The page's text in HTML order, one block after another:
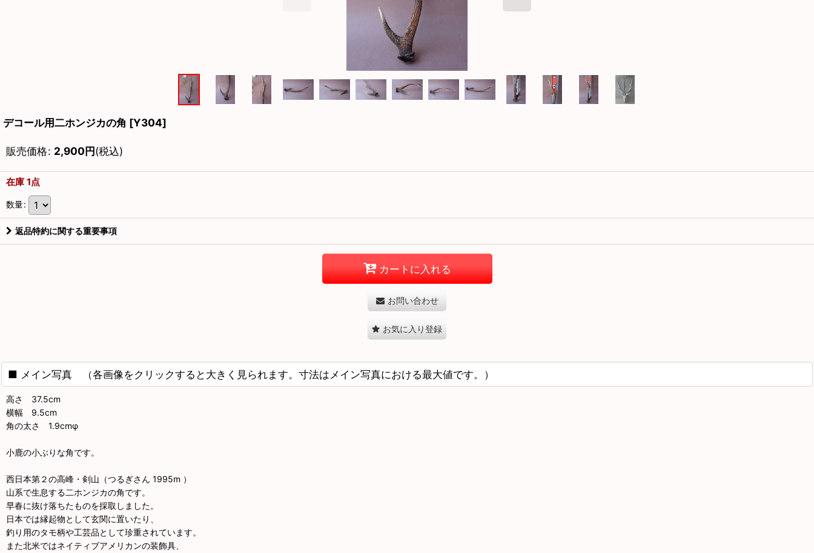
デコール用二ホンジカの角 [Y304]
販売価格: 2,900円(税込)
在庫 1点
数量:
返品特約に関する重要事項
カートに入れる
お問い合わせ
お気に入り登録
■ メイン写真 （各画像をクリックすると大きく見られます。寸法はメイン写真における最大値です。）
高さ 37.5cm
横幅 9.5cm
角の太さ 1.9cmφ
小鹿の小ぶりな角です。
西日本第２の高峰・剣山（つるぎさん 1995m ）
山系で生息する二ホンジカの角です。
早春に抜け落ちたものを採取しました。
日本では縁起物として玄関に置いたり、
釣り用のタモ柄や工芸品として珍重されています。
また北米ではネイティブアメリカンの装飾具、